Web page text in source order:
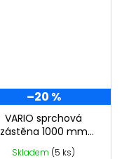
–20 %
VARIO sprchová
zástěna 1000 mm
tmavé sklo GX1310
Skladem (5 ks)